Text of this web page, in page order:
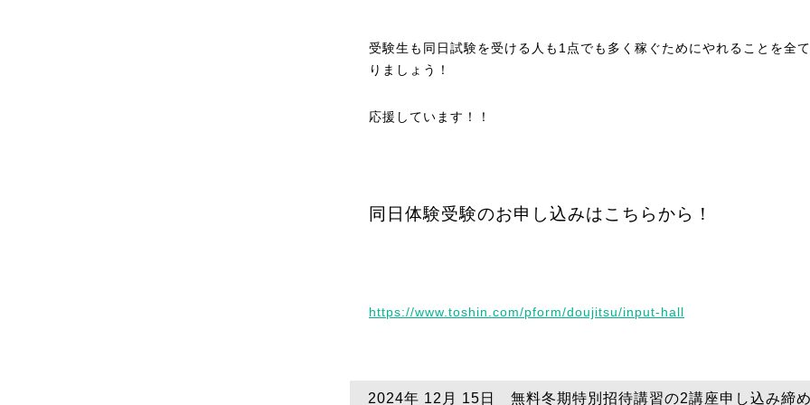
受験生も同日試験を受ける人も1点でも多く稼ぐためにやれることを全
りましょう！
応援しています！！
同日体験受験のお申し込みはこちらから！
https://www.toshin.com/pform/doujitsu/input-hall
2024年 12月 15日 無料冬期特別招待講習の2講座申し込み締